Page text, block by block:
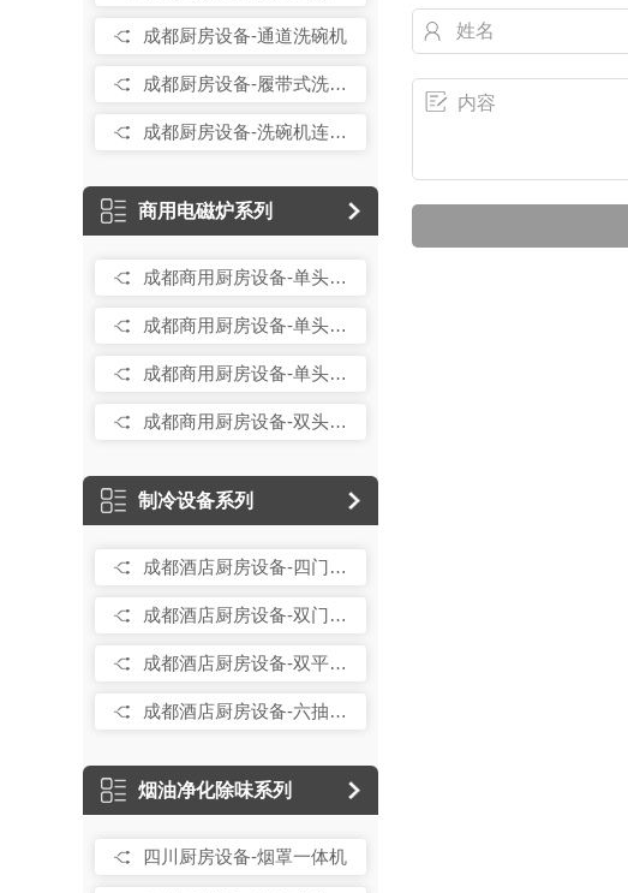
成都厨房设备-通道洗碗机
成都厨房设备-履带式洗碗机
成都厨房设备-洗碗机连烘干系统
商用电磁炉系列
成都商用厨房设备-单头电磁大锅灶
成都商用厨房设备-单头电磁炒炉
成都商用厨房设备-单头电磁小炒炉
成都商用厨房设备-双头双尾电磁小炒炉
制冷设备系列
成都酒店厨房设备-四门高身冰柜
成都酒店厨房设备-双门高身冰柜
成都酒店厨房设备-双平台雪柜
成都酒店厨房设备-六抽屉平台雪柜
烟油净化除味系列
四川厨房设备-烟罩一体机